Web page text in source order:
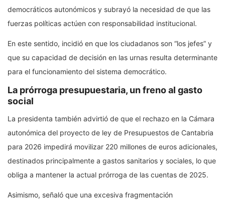
democráticos autonómicos y subrayó la necesidad de que las
fuerzas políticas actúen con responsabilidad institucional.
En este sentido, incidió en que los ciudadanos son “los jefes” y
que su capacidad de decisión en las urnas resulta determinante
para el funcionamiento del sistema democrático.
La prórroga presupuestaria, un freno al gasto
social
La presidenta también advirtió de que el rechazo en la Cámara
autonómica del proyecto de ley de Presupuestos de Cantabria
para 2026 impedirá movilizar 220 millones de euros adicionales,
destinados principalmente a gastos sanitarios y sociales, lo que
obliga a mantener la actual prórroga de las cuentas de 2025.
Asimismo, señaló que una excesiva fragmentación